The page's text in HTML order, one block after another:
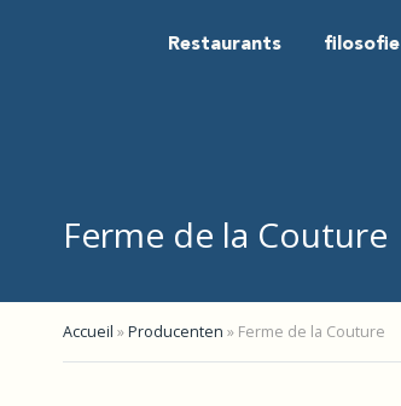
Restaurants filosofie
Ferme de la Couture
Accueil »Producenten » Ferme de la Couture